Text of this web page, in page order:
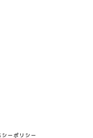
シーポリシー